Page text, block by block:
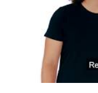
Kje si,